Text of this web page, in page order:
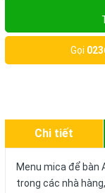
Gọi
Chi tiết
Menu mica để bàn
trong các nhà